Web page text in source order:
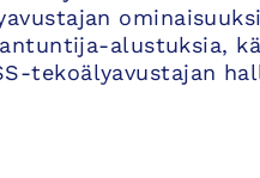
alustuksia,
tekoälyavustajan